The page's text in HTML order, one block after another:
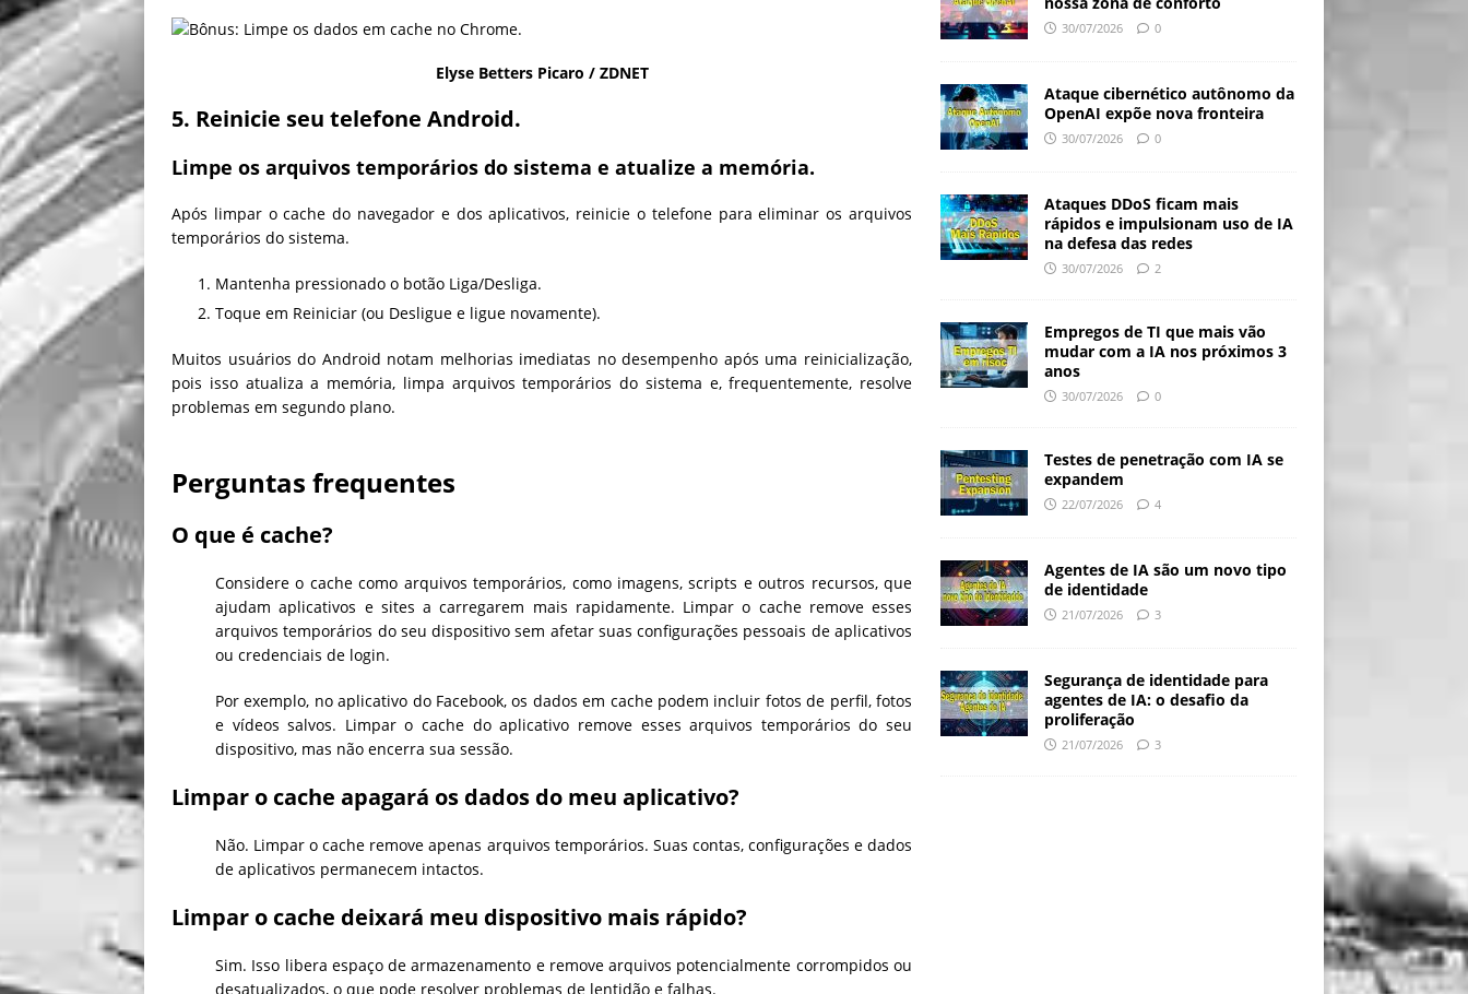
Elyse Betters Picaro / ZDNET
5. Reinicie seu telefone Android.
Limpe os arquivos temporários do sistema e atualize a memória.
Após limpar o cache do navegador e dos aplicativos, reinicie o telefone para eliminar os arquivos
temporários do sistema.
Mantenha pressionado o botão Liga/Desliga.
Toque em Reiniciar (ou Desligue e ligue novamente).
Muitos usuários do Android notam melhorias imediatas no desempenho após uma reinicialização,
pois isso atualiza a memória, limpa arquivos temporários do sistema e, frequentemente, resolve
problemas em segundo plano.
Perguntas frequentes
O que é cache?
Considere o cache como arquivos temporários, como imagens, scripts e outros recursos, que
ajudam aplicativos e sites a carregarem mais rapidamente. Limpar o cache remove esses
arquivos temporários do seu dispositivo sem afetar suas configurações pessoais de aplicativos
ou credenciais de login.
Por exemplo, no aplicativo do Facebook, os dados em cache podem incluir fotos de perfil, fotos
e vídeos salvos. Limpar o cache do aplicativo remove esses arquivos temporários do seu
dispositivo, mas não encerra sua sessão.
Limpar o cache apagará os dados do meu aplicativo?
Não. Limpar o cache remove apenas arquivos temporários. Suas contas, configurações e dados
de aplicativos permanecem intactos.
Limpar o cache deixará meu dispositivo mais rápido?
Sim. Isso libera espaço de armazenamento e remove arquivos potencialmente corrompidos ou
desatualizados, o que pode resolver problemas de lentidão e falhas.
30/07/2026 0
Ataque cibernético autônomo da
OpenAI expõe nova fronteira
30/07/2026 0
Ataques DDoS ficam mais
rápidos e impulsionam uso de IA
na defesa das redes
30/07/2026 2
Empregos de TI que mais vão
mudar com a IA nos próximos 3
anos
30/07/2026 0
Testes de penetração com IA se
expandem
22/07/2026 4
Agentes de IA são um novo tipo
de identidade
21/07/2026 3
Segurança de identidade para
agentes de IA: o desafio da
proliferação
21/07/2026 3